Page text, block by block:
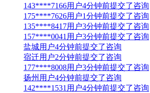
143****7166用户4分钟前提交了咨询
175****7626用户1分钟前提交了咨询
135****8417用户3分钟前提交了咨询
157****0041用户3分钟前提交了咨询
盐城用户4分钟前提交了咨询
宿迁用户2分钟前提交了咨询
177****8008用户3分钟前提交了咨询
扬州用户4分钟前提交了咨询
142****1531用户4分钟前提交了咨询